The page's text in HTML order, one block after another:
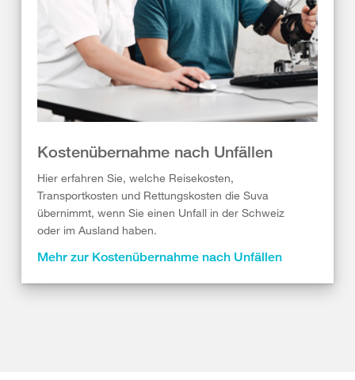
Kostenübernahme nach Unfällen
Hier erfahren Sie, welche Reisekosten,
Transportkosten und Rettungskosten die Suva
übernimmt, wenn Sie einen Unfall in der Schweiz
oder im Ausland haben.
Mehr zur Kostenübernahme nach Unfällen